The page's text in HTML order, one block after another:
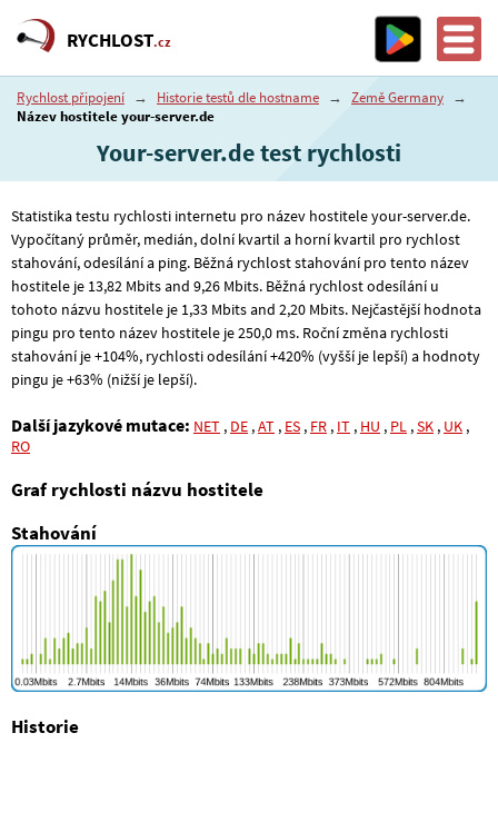
RYCHLOST.cz
Rychlost připojení → Historie testů dle hostname → Země Germany →
Název hostitele your-server.de
Your-server.de test rychlosti
Statistika testu rychlosti internetu pro název hostitele your-server.de.
Vypočítaný průměr, medián, dolní kvartil a horní kvartil pro rychlost
stahování, odesílání a ping. Běžná rychlost stahování pro tento název
hostitele je 13,82 Mbits and 9,26 Mbits. Běžná rychlost odesílání u
tohoto názvu hostitele je 1,33 Mbits and 2,20 Mbits. Nejčastější hodnota
pingu pro tento název hostitele je 250,0 ms. Roční změna rychlosti
stahování je +104%, rychlosti odesílání +420% (vyšší je lepší) a hodnoty
pingu je +63% (nižší je lepší).
Další jazykové mutace: NET , DE ,AT , ES , FR , IT , HU , PL ,SK , UK ,
RO
Graf rychlosti názvu hostitele
Stahování
Historie